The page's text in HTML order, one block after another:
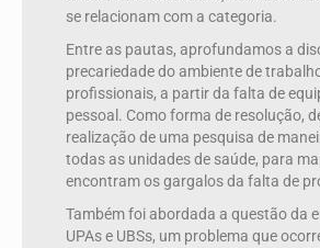
se relacionam com a categoria.
Entre as pautas, aprofundamos a
precariedade do ambiente de
profissionais, a partir da falta de
pessoal. Como forma de resolução,
realização de uma pesquisa de
todas as unidades de saúde, para
encontram os gargalos da falta de
Também foi abordada a questão da
UPAs e UBSs, um problema que